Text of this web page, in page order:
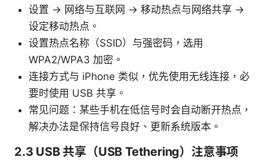
设置 -> 网络与互联网 -> 移动热点与网络共享 ->
设定移动热点。
设置热点名称（SSID）与强密码，选用
WPA2/WPA3 加密。
连接方式与 iPhone 类似，优先使用无线连接，必
要时使用 USB 共享。
常见问题：某些手机在低信号时会自动断开热点，
解决办法是保持信号良好、更新系统版本。
2.3 USB 共享（USB Tethering）注意事项